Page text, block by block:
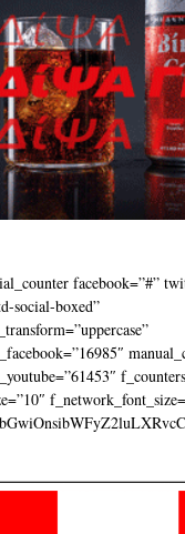
facebook=”#”
social-boxed”